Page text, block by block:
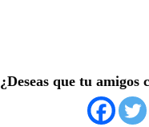
¿Deseas que tu amigos